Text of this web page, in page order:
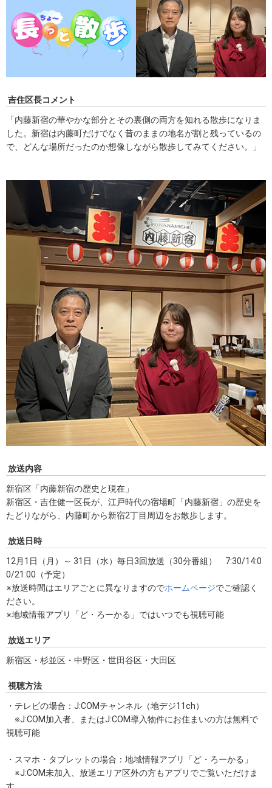
吉住区長コメント
「内藤新宿の華やかな部分とその裏側の両方を知れる散歩になりま
した。新宿は内藤町だけでなく昔のままの地名が割と残っているの
で、どんな場所だったのか想像しながら散歩してみてください。」
放送内容
新宿区「内藤新宿の歴史と現在」
新宿区・吉住健一区長が、江戸時代の宿場町「内藤新宿」の歴史を
たどりながら、内藤町から新宿2丁目周辺をお散歩します。
放送日時
12月1日（月）～ 31日（水）毎日3回放送（30分番組） 7:30/14:0
0/21:00（予定）
※放送時間はエリアごとに異なりますのでホームページでご確認く
ださい。
※地域情報アプリ「ど・ろーかる」ではいつでも視聴可能
放送エリア
新宿区・杉並区・中野区・世田谷区・大田区
視聴方法
・テレビの場合：J:COMチャンネル（地デジ11ch）
※J:COM加入者、またはJ:COM導入物件にお住まいの方は無料で
視聴可能
・スマホ・タブレットの場合：地域情報アプリ「ど・ろーかる」
※J:COM未加入、放送エリア区外の方もアプリでご覧いただけま